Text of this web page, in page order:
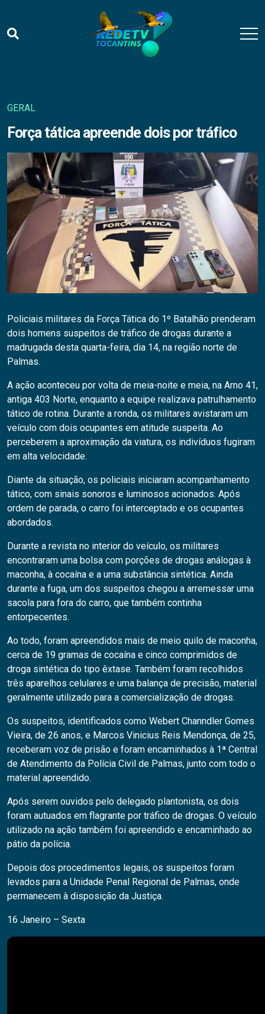
GERAL
Força tática apreende dois por tráfico
Policiais militares da Força Tática do 1º Batalhão prenderam
dois homens suspeitos de tráfico de drogas durante a
madrugada desta quarta-feira, dia 14, na região norte de
Palmas.
A ação aconteceu por volta de meia-noite e meia, na Arno 41,
antiga 403 Norte, enquanto a equipe realizava patrulhamento
tático de rotina. Durante a ronda, os militares avistaram um
veículo com dois ocupantes em atitude suspeita. Ao
perceberem a aproximação da viatura, os indivíduos fugiram
em alta velocidade.
Diante da situação, os policiais iniciaram acompanhamento
tático, com sinais sonoros e luminosos acionados. Após
ordem de parada, o carro foi interceptado e os ocupantes
abordados.
Durante a revista no interior do veículo, os militares
encontraram uma bolsa com porções de drogas análogas à
maconha, à cocaína e a uma substância sintética. Ainda
durante a fuga, um dos suspeitos chegou a arremessar uma
sacola para fora do carro, que também continha
entorpecentes.
Ao todo, foram apreendidos mais de meio quilo de maconha,
cerca de 19 gramas de cocaína e cinco comprimidos de
droga sintética do tipo êxtase. Também foram recolhidos
três aparelhos celulares e uma balança de precisão, material
geralmente utilizado para a comercialização de drogas.
Os suspeitos, identificados como Webert Channdler Gomes
Vieira, de 26 anos, e Marcos Vinicius Reis Mendonça, de 25,
receberam voz de prisão e foram encaminhados à 1ª Central
de Atendimento da Polícia Civil de Palmas, junto com todo o
material apreendido.
Após serem ouvidos pelo delegado plantonista, os dois
foram autuados em flagrante por tráfico de drogas. O veículo
utilizado na ação também foi apreendido e encaminhado ao
pátio da polícia.
Depois dos procedimentos legais, os suspeitos foram
levados para a Unidade Penal Regional de Palmas, onde
permanecem à disposição da Justiça.
16 Janeiro – Sexta